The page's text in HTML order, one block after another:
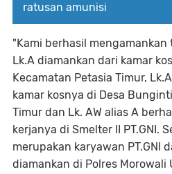
ratusan amunisi
"Kami berhasil
Lk.A diamankan dari kamar
Kecamatan Petasia Timur,
kamar kosnya di Desa
Timur dan Lk. AW alias A
kerjanya di Smelter II PT.GNI.
merupakan karyawan PT.GNI
diamankan di Polres